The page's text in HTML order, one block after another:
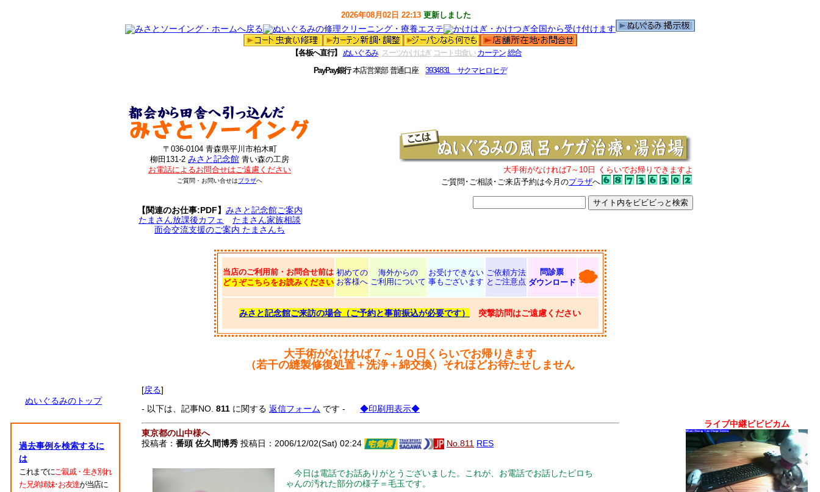
2026年08月02日 22:13 更新しました
【各板へ直行】 ぬいぐるみ スーツかけはぎ コート虫食い カーテン 総合
PayPay銀行本店営業部 普通口座3934831 サクマヒロヒデ
〒036-0104 青森県平川市柏木町
柳田131-2 みさと記念館 青い森の工房
お電話によるお問合せはご遠慮ください
ご質問・お問い合せはプラザへ
【関連のお仕事:PDF】 みさと記念館ご案内
たまさん放課後カフェ
たまさん家族相談
面会交流支援のご案内 たまさんち
大手術がなければ7～10日 くらいでお帰りできますよ
ご質問･ご相談･ご来店予約は今月のプラザへ
当店のご利用前・お問合せ前は
どうぞこちらをお読みください
初めての
お客様へ
海外からの
ご利用について
お受けできない
事もございます
ご依頼方法
とご注意点
問診票
ダウンロード
みさと記念館ご来訪の場合（ご予約と事前振込が必要です） 突撃訪問はご遠慮ください
大手術がなければ７～１０日くらいでお帰りきます
（若干の縫製修復処置＋洗浄＋綿交換）それほどお待たせしません
ぬいぐるみのトップ
過去事例を検索するに
は
これまでにご親戚・生き別れ
た兄弟姉妹･お友達が当店に
[戻る]
- 以下は、記事NO. 811 に関する 返信フォーム です - ◆印刷用表示◆
東京都の山中様へ
投稿者： 番頭 佐久間博秀 投稿日：2006/12/02(Sat) 02:24 No.811 RES
今日は電話でお話ありがとうございました。これが、お電話でお話したピロち
ゃんの汚れた部分の様子＝毛玉です。
ライブ中継ビビビカム